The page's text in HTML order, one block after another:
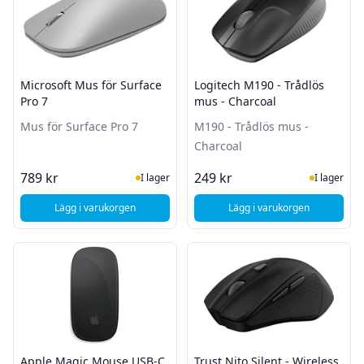
Microsoft Mus för Surface
Pro 7
Mus för Surface Pro 7
789 kr I Lager
I lager
Lägg i varukorgen, Microsoft Mus för Surface Pro 7
Logitech M190 - Trådlös
mus - Charcoal
M190 - Trådlös mus -
Charcoal
249 kr I Lager
I lager
Lägg i varukorgen
, Logitech M190 -